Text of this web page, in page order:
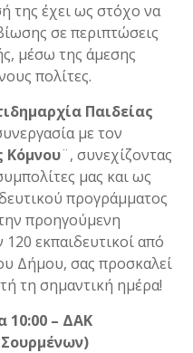
της έχει ως στόχο να
σε περιπτώσεις
μέσω της άμεσης
πολίτες.
Παιδείας
με τον
Κόμνου¨, συνεχίζοντας
μας και ως
προγράμματος
προηγούμενη
εκπαιδευτικοί από
Δήμου, σας προσκαλεί
τη σημαντική ημέρα!
10:00 – ΔΑΚ